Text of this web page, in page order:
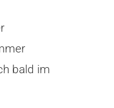
bald im